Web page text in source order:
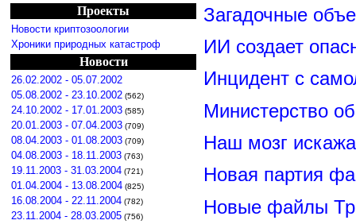
Проекты
Новости криптозоологии
Хроники природных катастроф
Новости
26.02.2002 - 05.07.2002
05.08.2002 - 23.10.2002 (562)
24.10.2002 - 17.01.2003 (585)
20.01.2003 - 07.04.2003 (709)
08.04.2003 - 01.08.2003 (709)
04.08.2003 - 18.11.2003 (763)
19.11.2003 - 31.03.2004 (721)
01.04.2004 - 13.08.2004 (825)
16.08.2004 - 22.11.2004 (782)
23.11.2004 - 28.03.2005 (756)
Загадочные
ИИ создает
Инцидент с
Министерство
Наш мозг
Новая партия
Новые файлы